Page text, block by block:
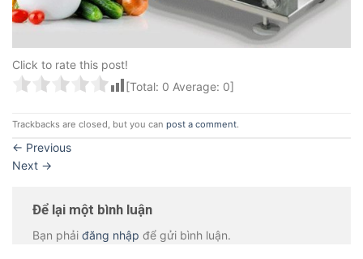
Click to rate this post!
[Total: 0 Average: 0]
Trackbacks are closed, but you can post a comment.
← Previous
Next →
Để lại một bình luận
Bạn phải đăng nhập để gửi bình luận.